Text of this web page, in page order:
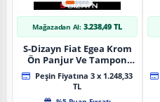
Mağazadan Al: 3.238,49 TL
S-Dizayn Fiat Egea Krom
Ön Panjur Ve Tampon
Çıta Seti Diamond Model
22 Prç. 2020 Üzeri (Parlak
Peşin Fiyatına 3 x 1.248,33
TL